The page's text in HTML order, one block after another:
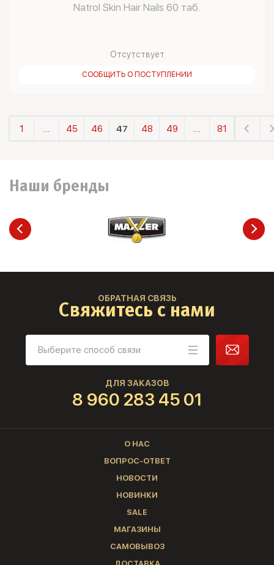
Natrol Skin Hair Nails 60 таб.
Отсутствует
СООБЩИТЬ О ПОСТУПЛЕНИИ
1 ... 45 46 47 48 49 ... 81
Наши бренды
ОБРАТНАЯ СВЯЗЬ
Свяжитесь с нами
ДЛЯ ЗАКАЗОВ
8 960 283 45 01
О НАС
ВОПРОС-ОТВЕТ
НОВОСТИ
НОВИНКИ
SALE
МАГАЗИНЫ
САМОВЫВОЗ